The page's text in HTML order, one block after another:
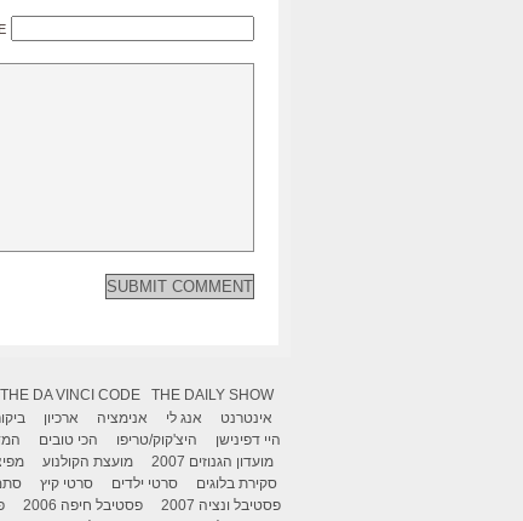
THE DA VINCI CODE THE DAILY SHOW
אינטרנט
אנג לי אנימציה ארכיון
היי דפינישן
היצ'קוק/טריפו הכי טובים
מועדון הגנוזים 2007
מועצת הקולנוע
סקירת בלוגים
סרטי ילדים סרטי קיץ
פסטיבל ונציה 2007
פסטיבל חיפה 2006